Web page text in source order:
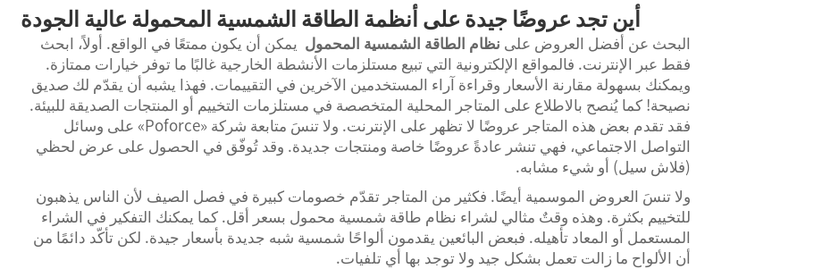
أين تجد عروضًا جيدة على أنظمة الطاقة الشمسية المحمولة عالية الجودة
البحث عن أفضل العروض على نظام الطاقة الشمسية المحمول يمكن أن يكون ممتعًا في الواقع. أولاً، ابحث
فقط عبر الإنترنت. فالمواقع الإلكترونية التي تبيع مستلزمات الأنشطة الخارجية غالبًا ما توفر خيارات ممتازة.
ويمكنك بسهولة مقارنة الأسعار وقراءة آراء المستخدمين الآخرين في التقييمات. فهذا يشبه أن يقدّم لك صديق
نصيحة! كما يُنصح بالاطلاع على المتاجر المحلية المتخصصة في مستلزمات التخييم أو المنتجات الصديقة للبيئة.
فقد تقدم بعض هذه المتاجر عروضًا لا تظهر على الإنترنت. ولا تنسَ متابعة شركة «Poforce» على وسائل
التواصل الاجتماعي، فهي تنشر عادةً عروضًا خاصة ومنتجات جديدة. وقد تُوفّق في الحصول على عرض لحظي
(فلاش سيل) أو شيء مشابه.
ولا تنسَ العروض الموسمية أيضًا. فكثير من المتاجر تقدّم خصومات كبيرة في فصل الصيف لأن الناس يذهبون
للتخييم بكثرة. وهذه وقتٌ مثالي لشراء نظام طاقة شمسية محمول بسعر أقل. كما يمكنك التفكير في الشراء
المستعمل أو المعاد تأهيله. فبعض البائعين يقدمون ألواحًا شمسية شبه جديدة بأسعار جيدة. لكن تأكّد دائمًا من
أن الألواح ما زالت تعمل بشكل جيد ولا توجد بها أي تلفيات.